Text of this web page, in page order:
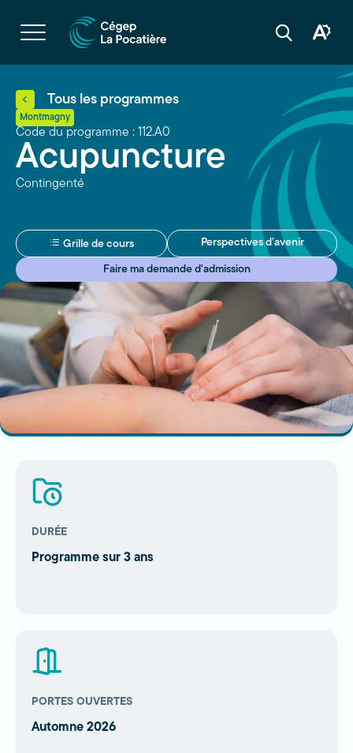
Ouvrir
la
navigation
Ouvrir
Ouvrir
Tous les programmes
Montmagny
Code du programme : 112.A0
Acupuncture
Contingenté
Grille de cours Perspectives d’avenir
Faire ma demande d'admission
DURÉE
Programme sur 3 ans
PORTES OUVERTES
Automne 2026